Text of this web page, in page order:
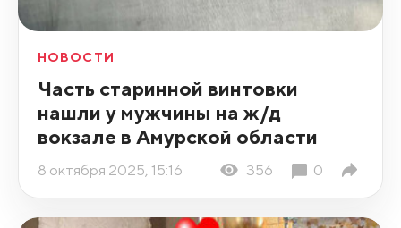
НОВОСТИ
Часть старинной винтовки
нашли у мужчины на ж/д
вокзале в Амурской области
8 октября 2025, 15:16 356 0